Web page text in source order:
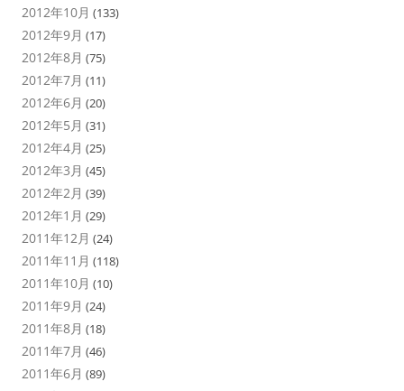
2012年10月 (133)
2012年9月 (17)
2012年8月 (75)
2012年7月 (11)
2012年6月 (20)
2012年5月 (31)
2012年4月 (25)
2012年3月 (45)
2012年2月 (39)
2012年1月 (29)
2011年12月 (24)
2011年11月 (118)
2011年10月 (10)
2011年9月 (24)
2011年8月 (18)
2011年7月 (46)
2011年6月 (89)